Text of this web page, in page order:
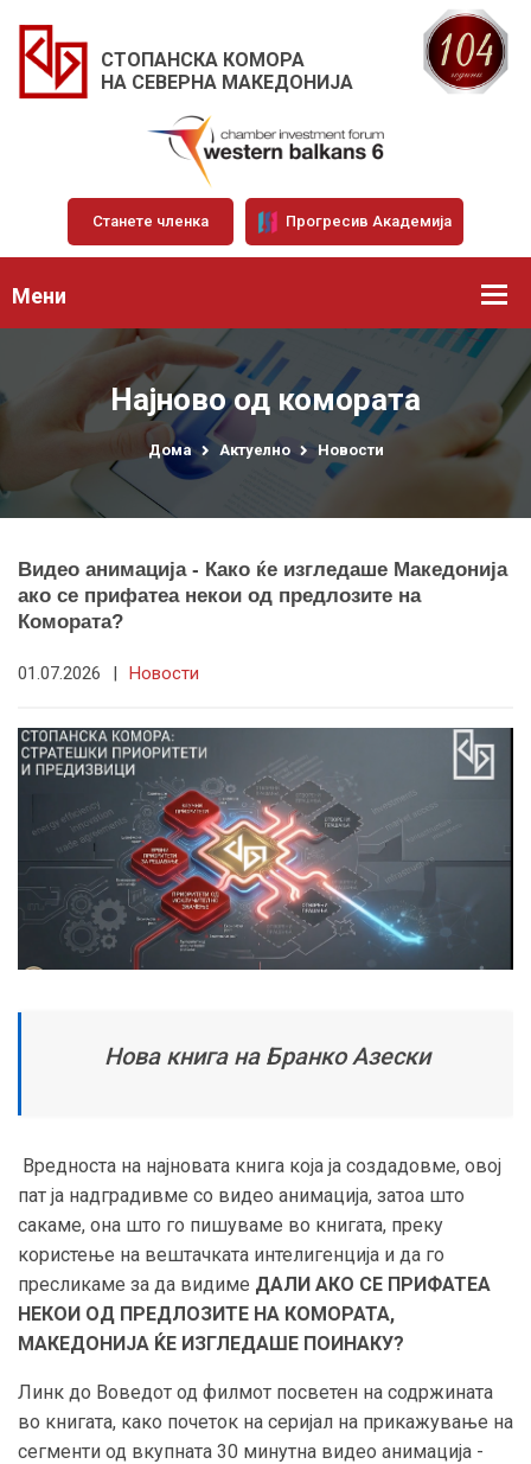
СТОПАНСКА КОМОРА
НА СЕВЕРНА МАКЕДОНИЈА
Станете членка Прогресив Академија
Мени
Најново од комората
Дома Актуелно Новости
Видео анимација - Како ќе изгледаше Македонија
ако се прифатеа некои од предлозите на
Комората?
01.07.2026 | Новости
Нова книга на Бранко Азески
Вредноста на најновата книга која ја создадовме, овој
пат ја надградивме со видео анимација, затоа што
сакаме, она што го пишуваме во книгата, преку
користење на вештачката интелигенција и да го
пресликаме за да видиме ДАЛИ АКО СЕ ПРИФАТЕА
НЕКОИ ОД ПРЕДЛОЗИТЕ НА КОМОРАТА,
МАКЕДОНИЈА ЌЕ ИЗГЛЕДАШЕ ПОИНАКУ?
Линк до Воведот од филмот посветен на содржината
во книгата, како почеток на серијал на прикажување на
сегменти од вкупната 30 минутна видео анимација -